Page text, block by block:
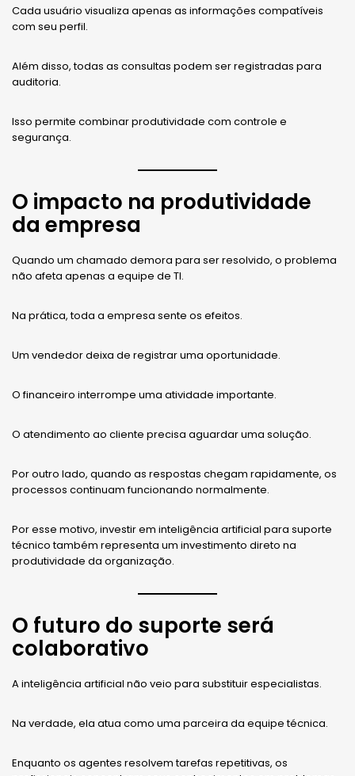
Cada usuário visualiza apenas as informações compatíveis
com seu perfil.
Além disso, todas as consultas podem ser registradas para
auditoria.
Isso permite combinar produtividade com controle e
segurança.
O impacto na produtividade
da empresa
Quando um chamado demora para ser resolvido, o problema
não afeta apenas a equipe de TI.
Na prática, toda a empresa sente os efeitos.
Um vendedor deixa de registrar uma oportunidade.
O financeiro interrompe uma atividade importante.
O atendimento ao cliente precisa aguardar uma solução.
Por outro lado, quando as respostas chegam rapidamente, os
processos continuam funcionando normalmente.
Por esse motivo, investir em inteligência artificial para suporte
técnico também representa um investimento direto na
produtividade da organização.
O futuro do suporte será
colaborativo
A inteligência artificial não veio para substituir especialistas.
Na verdade, ela atua como uma parceira da equipe técnica.
Enquanto os agentes resolvem tarefas repetitivas, os